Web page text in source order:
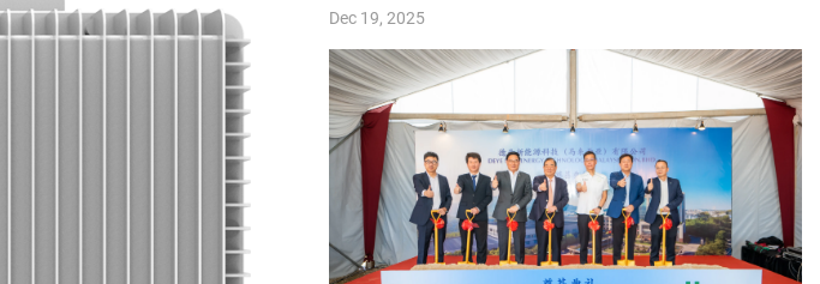
Dec 19, 2025